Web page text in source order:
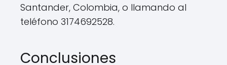
Santander, Colombia, o llamando al
teléfono 3174692528.
Conclusiones